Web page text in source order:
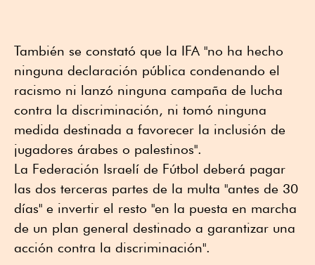
También se constató que la IFA "no ha hecho
ninguna declaración pública condenando el
racismo ni lanzó ninguna campaña de lucha
contra la discriminación, ni tomó ninguna
medida destinada a favorecer la inclusión de
jugadores árabes o palestinos".
La Federación Israelí de Fútbol deberá pagar
las dos terceras partes de la multa "antes de 30
días" e invertir el resto "en la puesta en marcha
de un plan general destinado a garantizar una
acción contra la discriminación".